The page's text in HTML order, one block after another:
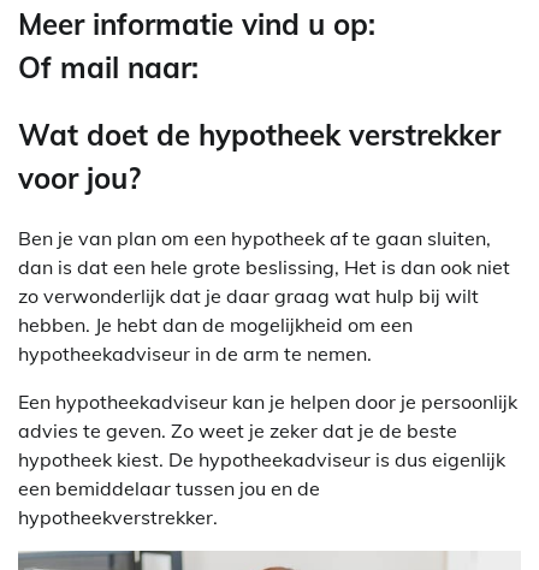
Meer informatie vind u op:
Of mail naar:
Wat doet de hypotheek verstrekker
voor jou?
Ben je van plan om een hypotheek af te gaan sluiten,
dan is dat een hele grote beslissing, Het is dan ook niet
zo verwonderlijk dat je daar graag wat hulp bij wilt
hebben. Je hebt dan de mogelijkheid om een
hypotheekadviseur in de arm te nemen.
Een hypotheekadviseur kan je helpen door je persoonlijk
advies te geven. Zo weet je zeker dat je de beste
hypotheek kiest. De hypotheekadviseur is dus eigenlijk
een bemiddelaar tussen jou en de
hypotheekverstrekker.